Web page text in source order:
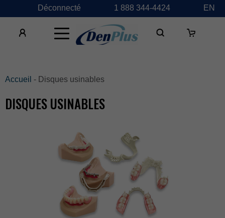
Déconnecté 1888344-4424 EN
×
Accueil -Disquesusinables
DISQUESUSINABLES